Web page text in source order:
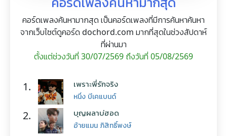
คอร์ดเพลงค้นหามากสุด เป็นคอร์ดเพลงที่มีการค้นหาค้นหา
จากเว็บไซต์ดูคอร์ด dochord.com มากที่สุดในช่วงสัปดาห์
ที่ผ่านมา
ตั้งแต่ช่วงวันที่ 30/07/2569 ถึงวันที่ 05/08/2569
1. เพราะพี่รักจริง
หนึ่ง บีเคแบนด์
2. บุญผลาบ่ฮอด
อ้ายแมน ภิสิทธิ์พงษ์